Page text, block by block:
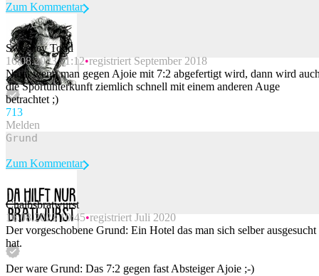
Beitrag melden
Zum Kommentar
Sweeney Todd
16.08.2023 11:12 registriert September 2018
Naja, wenn man gegen Ajoie mit 7:2 abgefertigt wird, dann wird
die Sportunterkunft ziemlich schnell mit einem anderen Auge
betrachtet ;)
713
Melden
Beitrag melden
Zum Kommentar
Chalbsbratwurst
16.08.2023 10:45 registriert Juli 2020
Der vorgeschobene Grund: Ein Hotel das man sich selber ausgesucht
hat.
Der ware Grund: Das 7:2 gegen fast Absteiger Ajoie ;-)